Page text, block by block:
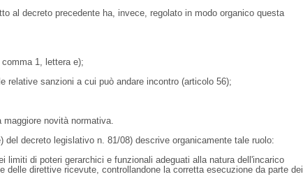
al decreto precedente ha, invece, regolato in modo organico questa
1, lettera e);
relative sanzioni a cui può andare incontro (articolo 56);
maggiore novità normativa.
decreto legislativo n. 81/08) descrive organicamente tale ruolo:
limiti di poteri gerarchici e funzionali adeguati alla natura dell'incarico
direttive ricevute, controllandone la corretta esecuzione da parte dei